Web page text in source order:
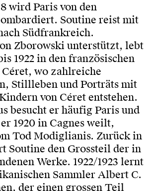
wird Paris von den
Soutine reist mit
Südfrankreich.
Zborowski unterstützt, lebt
1922 in den französischen
wo zahlreiche
Stillleben und Porträts mit
von Céret entstehen.
besucht er häufig Paris und
1920 in Cagnes weilt,
Tod Modiglianis. Zurück in
Soutine den Grossteil der in
Werke. 1922/1923 lernt
Sammler Albert C.
der einen grossen Teil